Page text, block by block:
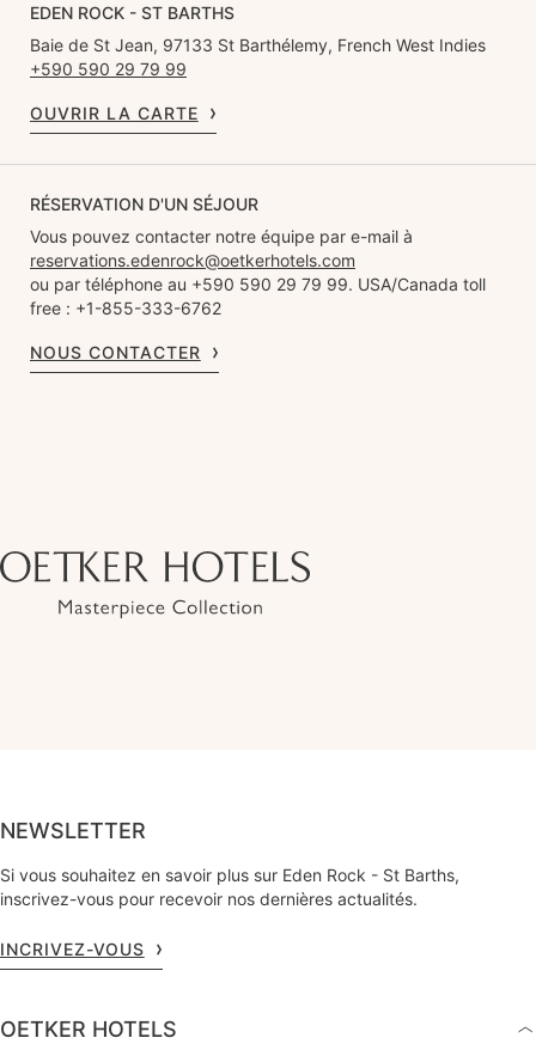
EDEN ROCK - ST BARTHS
Baie de St Jean, 97133 St Barthélemy, French West Indies
+590 590 29 79 99
OUVRIR LA CARTE
RÉSERVATION D'UN SÉJOUR
Vous pouvez contacter notre équipe par e-mail à
reservations.edenrock@oetkerhotels.com
ou par téléphone au +590 590 29 79 99. USA/Canada toll
free : +1-855-333-6762
NOUS CONTACTER
NEWSLETTER
Si vous souhaitez en savoir plus sur Eden Rock - St Barths,
inscrivez-vous pour recevoir nos dernières actualités.
INCRIVEZ-VOUS
OETKER HOTELS